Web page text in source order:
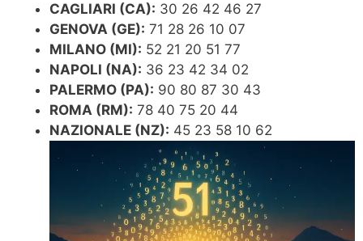
CAGLIARI (CA): 30 26 42 46 27
GENOVA (GE): 71 28 26 10 07
MILANO (MI): 52 21 20 51 77
NAPOLI (NA): 36 23 42 34 02
PALERMO (PA): 90 80 87 30 43
ROMA (RM): 78 40 75 20 44
NAZIONALE (NZ): 45 23 58 10 62